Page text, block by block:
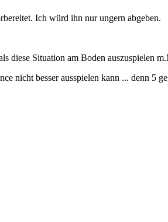
Ich würd ihn nur ungern abgeben.
diese Situation am Boden auszuspielen
nicht besser ausspielen kann ... denn 5